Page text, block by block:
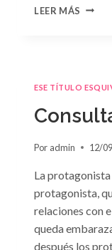
LEER MÁS
DE
EMMA
ESE TÍTULO
Por admin 12/
La protagonista
protagonista,
relaciones con
queda
después los